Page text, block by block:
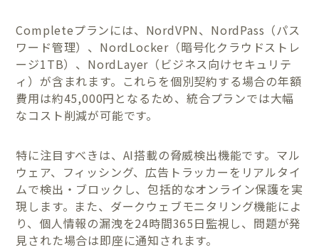
Completeプランには、NordVPN、NordPass（パス
ワード管理）、NordLocker（暗号化クラウドストレ
ージ1TB）、NordLayer（ビジネス向けセキュリテ
ィ）が含まれます。これらを個別契約する場合の年額
費用は約45,000円となるため、統合プランでは大幅
なコスト削減が可能です。
特に注目すべきは、AI搭載の脅威検出機能です。マル
ウェア、フィッシング、広告トラッカーをリアルタイ
ムで検出・ブロックし、包括的なオンライン保護を実
現します。また、ダークウェブモニタリング機能によ
り、個人情報の漏洩を24時間365日監視し、問題が発
見された場合は即座に通知されます。